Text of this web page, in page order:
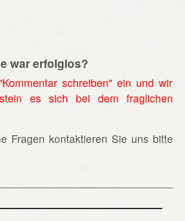
war erfolglos?
schreiben" ein und wir
es sich bei dem fraglichen
Fragen kontaktieren Sie uns bitte